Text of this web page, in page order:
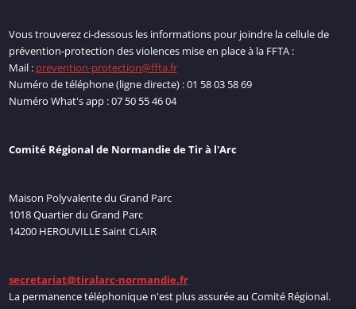
Vous trouverez ci-dessous les informations pour joindre la cellule de
prévention-protection des violences mise en place à la FFTA :
Mail : prevention-protection@ffta.fr
Numéro de téléphone (ligne directe) : 01 58 03 58 69
Numéro What's app : 07 50 55 46 04
Comité Régional de Normandie de Tir à l'Arc
Maison Polyvalente du Grand Parc
1018 Quartier du Grand Parc
14200 HEROUVILLE Saint CLAIR
secretariat@tiralarc-normandie.fr
La permanence téléphonique n'est plus assurée au Comité Régional.